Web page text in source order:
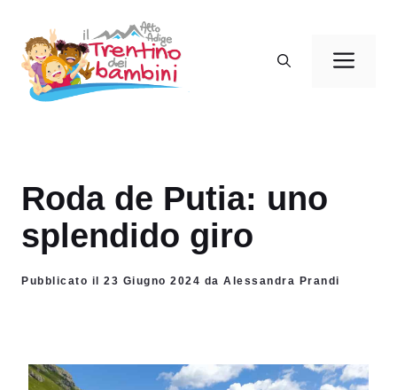
contenuto
Roda de Putia: uno
splendido giro
Pubblicato il 23 Giugno 2024 da Alessandra Prandi